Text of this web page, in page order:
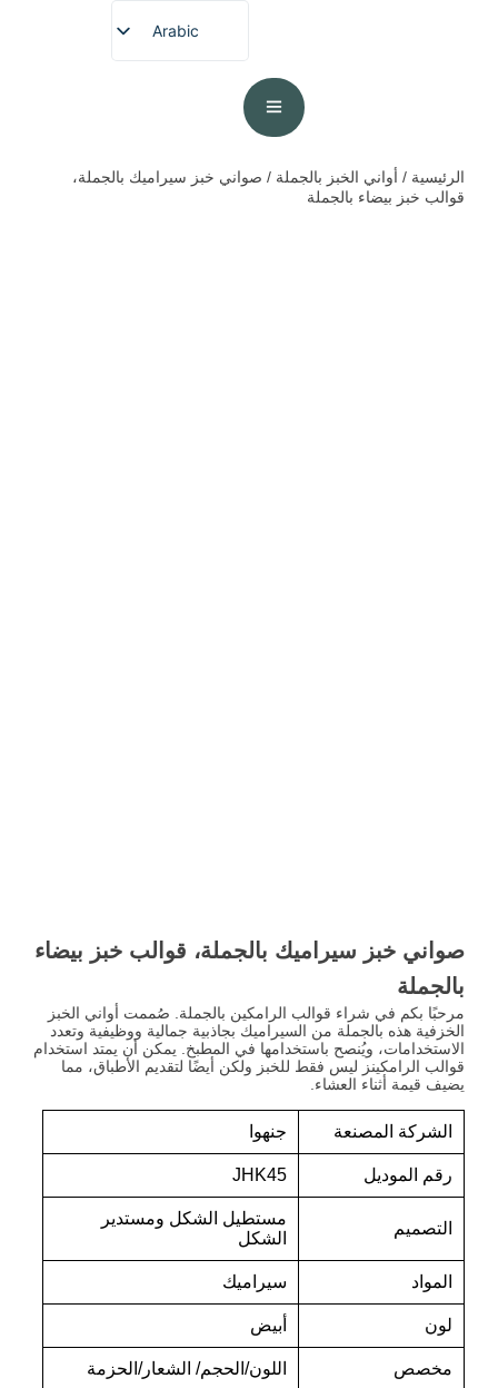
Arabic
الرئيسية / أواني الخبز بالجملة / صواني خبز سيراميك بالجملة،
قوالب خبز بيضاء بالجملة
صواني خبز سيراميك بالجملة، قوالب خبز بيضاء
بالجملة
مرحبًا بكم في شراء قوالب الرامكين بالجملة. صُممت أواني الخبز
الخزفية هذه بالجملة من السيراميك بجاذبية جمالية ووظيفية وتعدد
الاستخدامات، ويُنصح باستخدامها في المطبخ. يمكن أن يمتد استخدام
قوالب الرامكينز ليس فقط للخبز ولكن أيضًا لتقديم الأطباق، مما
يضيف قيمة أثناء العشاء.
الشركة المصنعة جنهوا
رقم الموديل JHK45
التصميم
مستطيل الشكل ومستدير
الشكل
المواد سيراميك
لون أبيض
مخصص اللون/الحجم/ الشعار/الحزمة